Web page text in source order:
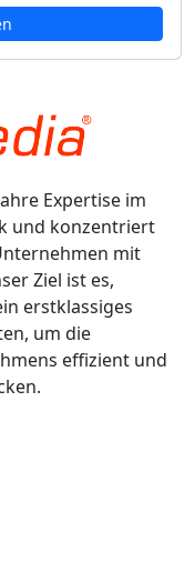
Expertise im
und konzentriert
mit
Ziel ist es,
erstklassiges
um die
effizient und